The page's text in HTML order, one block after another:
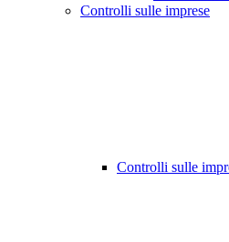
Controlli sulle imprese
Controlli sulle